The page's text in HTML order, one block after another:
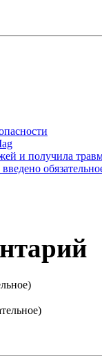
и получила